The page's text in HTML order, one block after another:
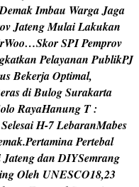
DemakImbau WargaJaga
ovJatengMulaiLakukan
rWoo…SkorSPIPemprov
gkatkan Pelayanan PublikPJ
usBekerjaOptimal,
erasdiBulogSurakarta
olo RayaHanung T:
SelesaiH-7LebaranMabes
mak.PertaminaPertebal
Jatengdan DIYSemrang
ingOleh UNESCO18,23